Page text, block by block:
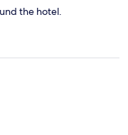
the hotel.